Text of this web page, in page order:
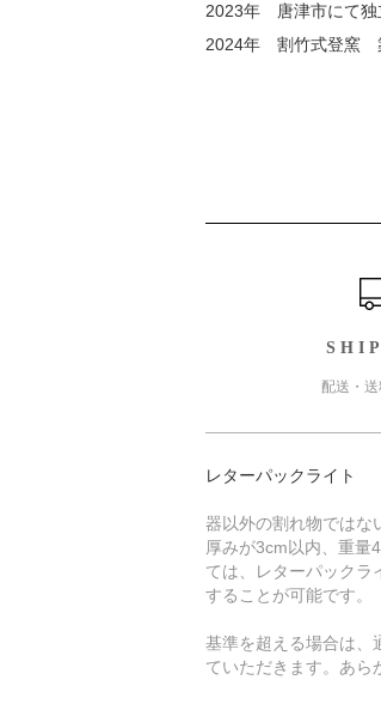
2023年 唐津市にて独
2024年 割竹式登窯
配送・
レターパックライト
器以外の割れ物ではな
厚みが3cm以内、重量
ては、レターパックラ
することが可能です。
基準を超える場合は、
ていただきます。あら